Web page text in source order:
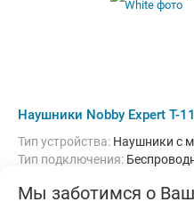
Наушники Nobby Expert T-
Тип устройства: Наушники с
Тип подключения:
Мы заботимся о